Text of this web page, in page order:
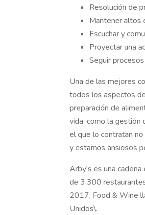
Resolución de
Mantener altos
Escuchar y
Proyectar una
Seguir
Una de las mejores
todos los aspectos
preparación de
vida, como la gestión
el que lo contratan no
y estamos ansiosos
Arby's es una
de 3.300
2017, Food & Wine
Unidos\.